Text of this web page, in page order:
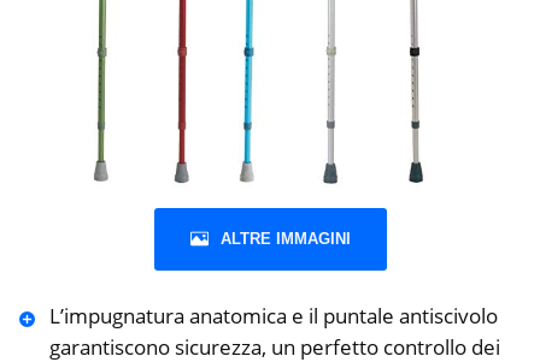
ALTRE IMMAGINI
L’impugnatura anatomica e il puntale antiscivolo
garantiscono sicurezza, un perfetto controllo dei